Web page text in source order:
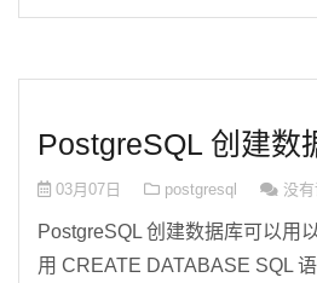
PostgreSQL 创建数
03月07日 postgresql 没
PostgreSQL 创建数据库可以用
用 CREATE DATABASE SQL